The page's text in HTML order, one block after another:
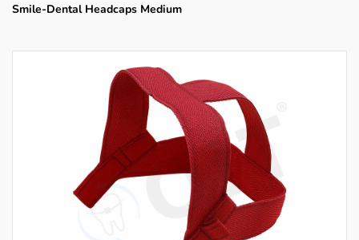
Smile-Dental Headcaps Medium